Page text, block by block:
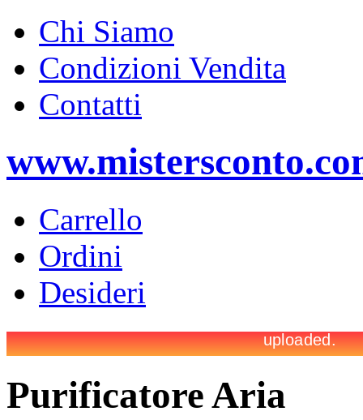
Chi Siamo
Condizioni Vendita
Contatti
Carrello
Ordini
Desideri
Purificatore Aria